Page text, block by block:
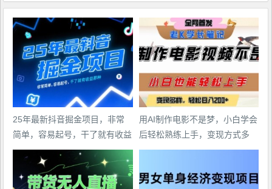
25年最新抖音掘金项目，非常
简单，容易起号，干了就有收益
那种
用AI制作电影不是梦，小白学会
后轻松熟练上手，变现方式多
样，日入2张+